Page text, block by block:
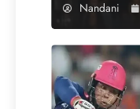
Nandani